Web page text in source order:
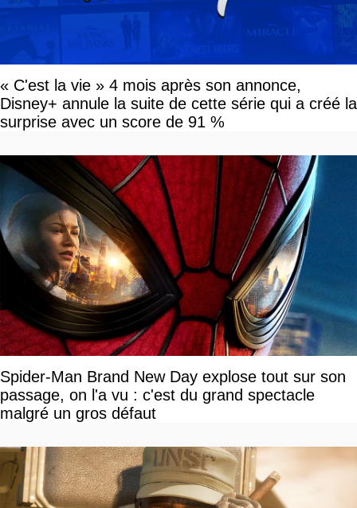
« C'est la vie » 4 mois après son annonce,
Disney+ annule la suite de cette série qui a créé la
surprise avec un score de 91 %
Spider-Man Brand New Day explose tout sur son
passage, on l'a vu : c'est du grand spectacle
malgré un gros défaut